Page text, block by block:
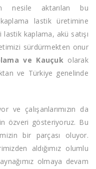
nesile aktarılan bu
lastik üretimine
lastik kaplama, akü satışı
sürdürmekten onur
ve Kauçukolarak
ve Türkiye genelinde
ve çalışanlarımızın da
özveri gösteriyoruz. Bu
bir parçası oluyor.
aldığımız olumlu
olmaya devam